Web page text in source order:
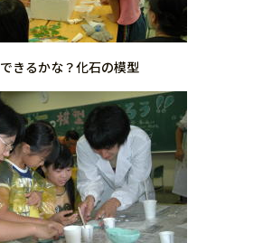
できるかな？化石の模型